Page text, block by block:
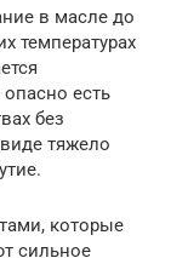
в масле до
температурах
есть
без
тяжело
которые
сильное